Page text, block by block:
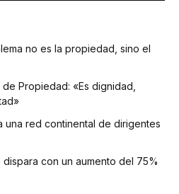
no es la propiedad, sino el
Propiedad: «Es dignidad,
una red continental de dirigentes
dispara con un aumento del 75%